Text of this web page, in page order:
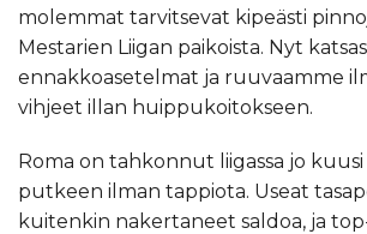
molemmat tarvitsevat kipeästi
Mestarien Liigan paikoista. Nyt
ennakkoasetelmat ja ruuvaamme
vihjeet illan huippukoitokseen.
Roma on tahkonnut liigassa jo
putkeen ilman tappiota. Useat
kuitenkin nakertaneet saldoa, ja